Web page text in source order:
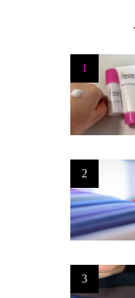
1
2
3